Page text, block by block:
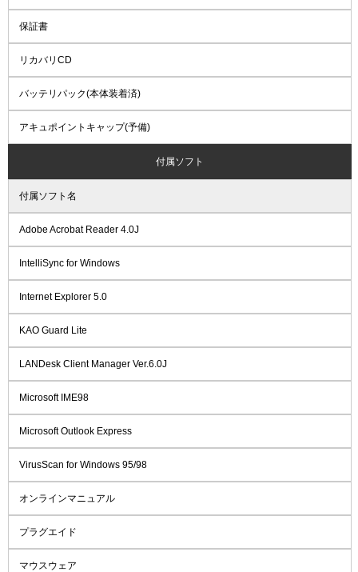
保証書
リカバリCD
バッテリパック(本体装着済)
アキュポイントキャップ(予備)
付属ソフト
付属ソフト名
Adobe Acrobat Reader 4.0J
IntelliSync for Windows
Internet Explorer 5.0
KAO Guard Lite
LANDesk Client Manager Ver.6.0J
Microsoft IME98
Microsoft Outlook Express
VirusScan for Windows 95/98
オンラインマニュアル
プラグエイド
マウスウェア